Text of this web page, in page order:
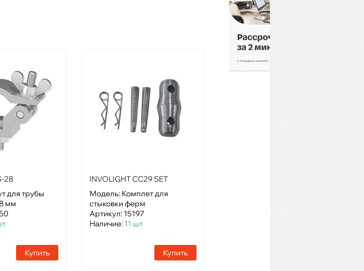
28
для трубы
мм
Купить
INVOLIGHT CC29 SET
Модель: Комплет для
стыковки ферм
Артикул: 15197
Наличие: 11 шт
Купить